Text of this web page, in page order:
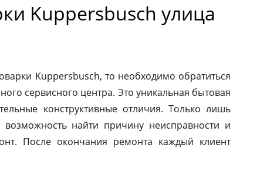
Kuppersbusch улица
Kuppersbusch, то необходимо обратиться
сервисного центра. Это уникальная бытовая
конструктивные отличия. Только лишь
найти причину неисправности и
После окончания ремонта каждый клиент